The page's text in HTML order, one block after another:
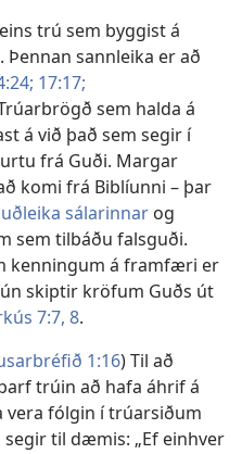
trú sem byggist á
sannleika er að
17:17;
sem halda á
á við það sem segir í
frá Guði. Margar
komi frá Biblíunni – þar
sálarinnar og
sem tilbáðu falsguði.
kenningum á framfæri er
skiptir kröfum Guðs út
7:7, 8.
1:16) Til að
trúin að hafa áhrif á
vera fólgin í trúarsiðum
til dæmis: „Ef einhver